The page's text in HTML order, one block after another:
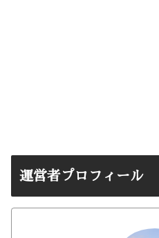
運営者プロフィール